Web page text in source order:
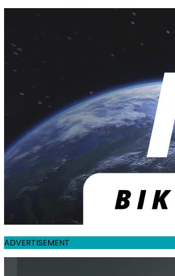
ADVERTISEMENT